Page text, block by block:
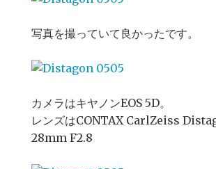
写真を撮っていて良かったです。
カメラはキヤノンEOS 5D。
レンズはCONTAX CarlZeiss
28mm F2.8